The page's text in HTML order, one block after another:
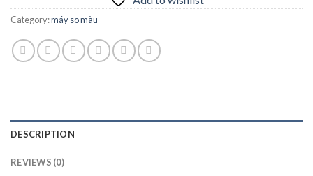
Category:máy so màu
DESCRIPTION
REVIEWS (0)